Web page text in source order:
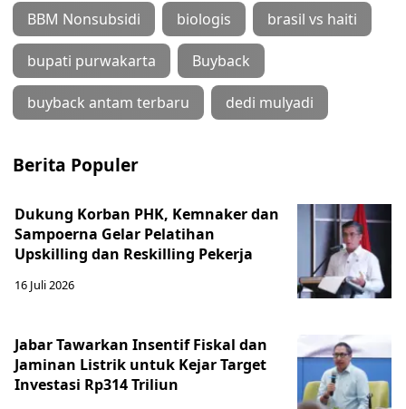
BBM Nonsubsidi biologis brasil vs haiti
bupati purwakarta Buyback
buyback antam terbaru dedi mulyadi
Berita Populer
Dukung Korban PHK, Kemnaker dan
Sampoerna Gelar Pelatihan
Upskilling dan Reskilling Pekerja
16 Juli 2026
Jabar Tawarkan Insentif Fiskal dan
Jaminan Listrik untuk Kejar Target
Investasi Rp314 Triliun